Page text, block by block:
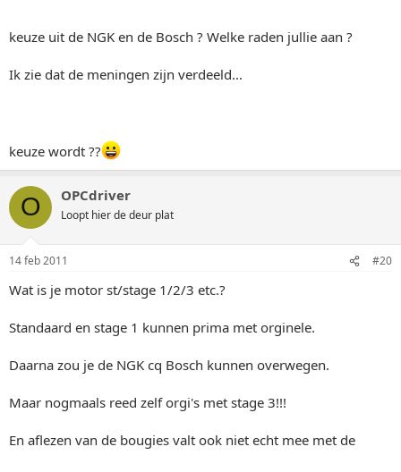
keuze uit de NGK en de Bosch ? Welke raden jullie aan ?
Ik zie dat de meningen zijn verdeeld...
keuze wordt ??
O OPCdriver
Loopt hier de deur plat
14 feb 2011 #20
Wat is je motor st/stage 1/2/3 etc.?
Standaard en stage 1 kunnen prima met orginele.
Daarna zou je de NGK cq Bosch kunnen overwegen.
Maar nogmaals reed zelf orgi's met stage 3!!!
En aflezen van de bougies valt ook niet echt mee met de